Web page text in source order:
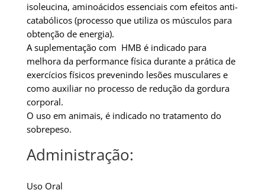
isoleucina, aminoácidos essenciais com efeitos anti-
catabólicos (processo que utiliza os músculos para
obtenção de energia).
A suplementação com HMB é indicado para
melhora da performance física durante a prática de
exercícios físicos prevenindo lesões musculares e
como auxiliar no processo de redução da gordura
corporal.
O uso em animais, é indicado no tratamento do
sobrepeso.
Administração:
Uso Oral